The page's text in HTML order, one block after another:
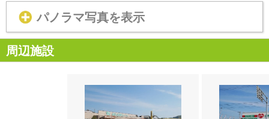
パノラマ写真を表示
周辺施設